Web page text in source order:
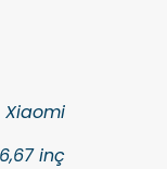
Xiaomi
6,67 inç